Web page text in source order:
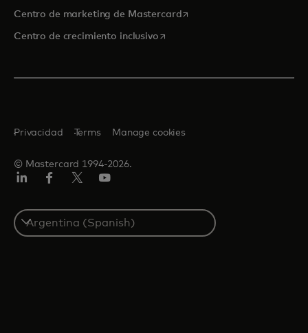
Centro de marketing de Mastercardse abre en una pestaña
Centro de crecimiento inclusivose abre en una pestaña nueva
© Mastercard 1994-2026.
Privacidad Terms Manage cookies
Select
a
country